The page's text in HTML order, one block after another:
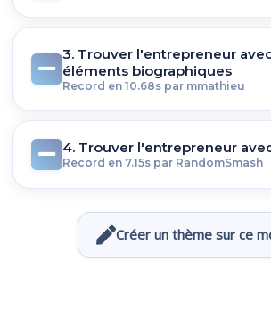
3. Trouver l'entrepreneur
éléments biographiques
Record en 10.68s par mmathieu
4. Trouver l'entrepreneur
Record en 7.15s par RandomSmash
Créer un thème sur ce